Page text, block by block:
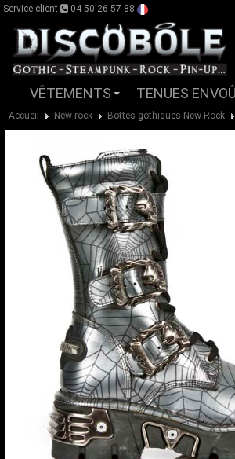
Service client 04 50 26 57 88
VÊTEMENTS TENUES
Accueil New rock Bottes gothiques New Rock